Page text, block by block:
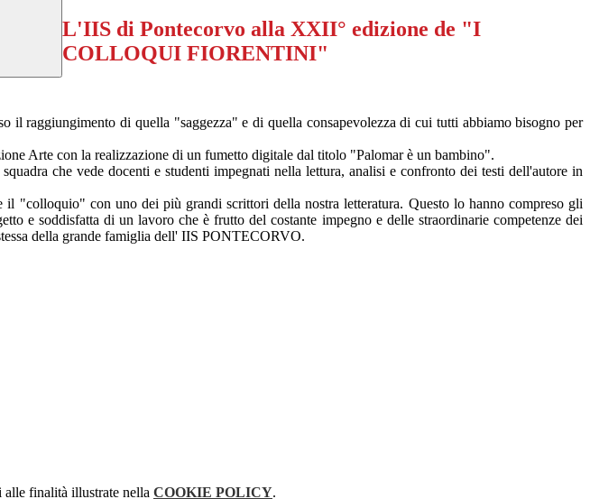
L'IIS di Pontecorvo alla XXII° edizione de "I
COLLOQUI FIORENTINI"
di quella "saggezza" e di quella consapevolezza di cui tutti abbiamo bisogno per
Arte con la realizzazione di un fumetto digitale dal titolo "Palomar è un bambino".
che vede docenti e studenti impegnati nella lettura, analisi e confronto dei testi dell'autore in
"colloquio" con uno dei più grandi scrittori della nostra letteratura. Questo lo hanno compreso gli
e soddisfatta di un lavoro che è frutto del costante impegno e delle straordinarie competenze dei
della grande famiglia dell' IIS PONTECORVO.
finalità illustrate nella COOKIE POLICY.